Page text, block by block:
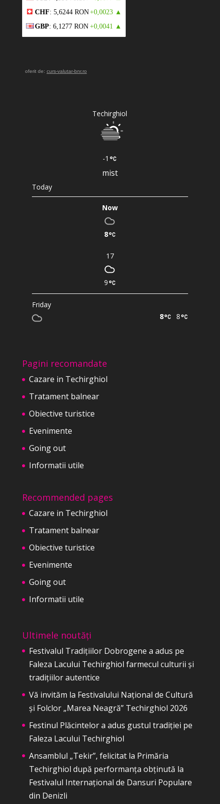
CHF: 5,6244 RON+0,0023 ▲
GBP: 6,1277 RON +0,0041 ▲
oferit de: curs-valutar-bnr.ro
Techirghiol
-1
mist
Today
Now
8
17
9
Friday
8
8
Pagini recomandate
Cazare in Techirghiol
Tratament balnear
Obiective turistice
Evenimente
Going out
Informatii utile
Recommended pages
Cazare in Techirghiol
Tratament balnear
Obiective turistice
Evenimente
Going out
Informatii utile
Ultimele noutăți
Festivalul Tradițiilor Dobrogene a adus pe
Faleza Lacului Techirghiol farmecul culturii și
tradițiilor autentice
Vă invităm la Festivalului Național de Cultură
și Folclor „Marea Neagră” Techirghiol 2026
Festinul Plăcintelor a adus gustul tradiției pe
Faleza Lacului Techirghiol
Ansamblul „Tekir”, felicitat la Primăria
Techirghiol după performanța obținută la
Festivalul Internațional de Dansuri Populare
din Denizli